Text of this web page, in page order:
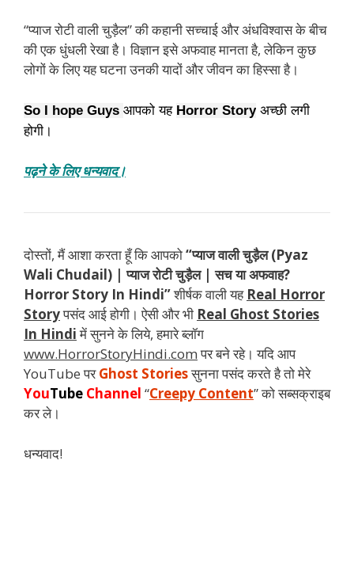
“प्याज रोटी वाली चुड़ैल” की कहानी सच्चाई और अंधविश्वास के बीच
की एक धुंधली रेखा है। विज्ञान इसे अफवाह मानता है, लेकिन कुछ
लोगों के लिए यह घटना उनकी यादों और जीवन का हिस्सा है।
So I hope Guys आपको यह Horror Story अच्छी लगी
होगी।
पढ़ने के लिए धन्यवाद।
दोस्तों, मैं आशा करता हूँ कि आपको“प्याज वाली चुड़ैल (Pyaz
Wali Chudail) | प्याज रोटी चुड़ैल | सच या अफवाह?
Horror Story In Hindi”शीर्षक वाली यह Real Horror
Storyपसंद आई होगी। ऐसी और भी Real Ghost Stories
In Hindiमें सुनने के लिये, हमारे ब्लॉग
www.HorrorStoryHindi.comपर बने रहे। यदि आप
YouTube परGhost Storiesसुनना पसंद करते है तो मेरे
YouTube Channel “Creepy Content” को सब्सक्राइब
कर ले।
धन्यवाद!